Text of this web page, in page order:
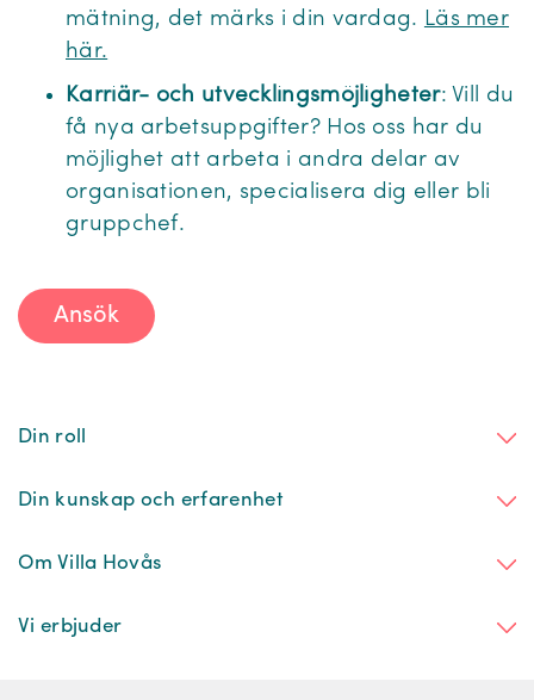
mätning, det märks i din vardag. Läs mer
här.
Karriär- och utvecklingsmöjligheter: Vill du
få nya arbetsuppgifter? Hos oss har du
möjlighet att arbeta i andra delar av
organisationen, specialisera dig eller bli
gruppchef.
Ansök
Din roll
Din kunskap och erfarenhet
Om Villa Hovås
Vi erbjuder